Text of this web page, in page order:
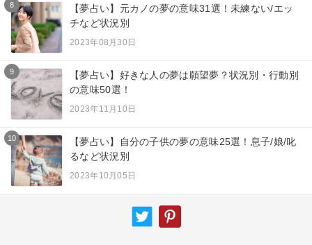
8
【夢占い】元カノの夢の意味31選！未練ない/エッ
チなど状況別
2023年08月30日
9
【夢占い】好きな人の夢は願望夢？状況別・行動別
の意味50選！
2023年11月10日
10
【夢占い】自分の子供の夢の意味25選！息子/娘/叱
るなど状況別
2023年10月05日